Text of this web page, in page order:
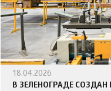
18.04.2026
В ЗЕЛЕНОГРАДЕ